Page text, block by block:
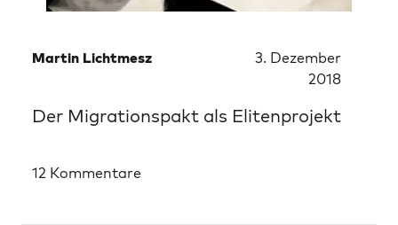
Martin Lichtmesz
3. Dezember
2018
Der Migrationspakt als Elitenprojekt
12 Kommentare